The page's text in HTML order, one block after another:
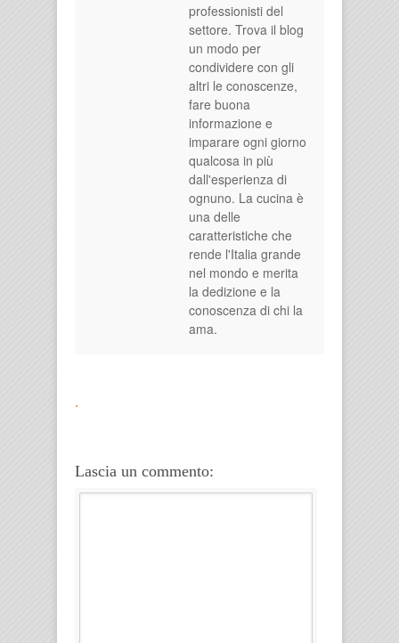
professionisti del
settore. Trova il blog
un modo per
condividere con gli
altri le conoscenze,
fare buona
informazione e
imparare ogni giorno
qualcosa in più
dall'esperienza di
ognuno. La cucina è
una delle
caratteristiche che
rende l'Italia grande
nel mondo e merita
la dedizione e la
conoscenza di chi la
ama.
.
Lascia un commento: